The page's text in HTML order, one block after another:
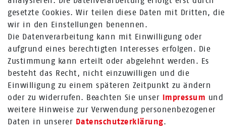
gesetzte Cookies. Wir teilen diese Daten mit Dritten, die
wir in den Einstellungen benennen.
Die Datenverarbeitung kann mit Einwilligung oder
aufgrund eines berechtigten Interesses erfolgen. Die
Zustimmung kann erteilt oder abgelehnt werden. Es
besteht das Recht, nicht einzuwilligen und die
Einwilligung zu einem späteren Zeitpunkt zu ändern
oder zu widerrufen. Beachten Sie unser Impressum und
weitere Hinweise zur Verwendung personenbezogener
Daten in unserer Daten­schutz­erklärung.
Fragen zu Produkten:
+49 (0) 2224 / 1805 - 84
Zum Kontaktformular
Mehr über Rabenhorst ®
FOLGE UNS